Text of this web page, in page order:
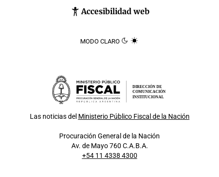
Accesibilidad web
MODO CLARO
DIRECCIÓN DE
COMUNICACIÓN
INSTITUCIONAL
Las noticias del Ministerio Público Fiscal de la Nación
Procuración General de la Nación
Av. de Mayo 760 C.A.B.A.
+54 11 4338 4300